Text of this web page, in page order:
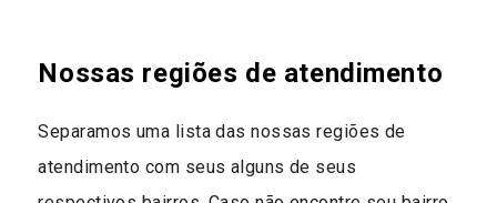
Nossas regiões de atendimento
Separamos uma lista das nossas regiões de
atendimento com seus alguns de seus